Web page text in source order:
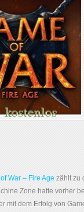
kostenlos
War – Fire Age zählt zu
Zone hatte vorher
mit dem Erfolg von